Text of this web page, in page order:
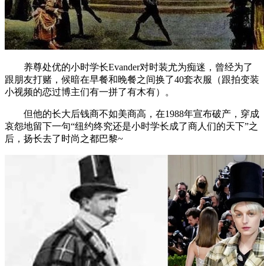
养尊处优的小时学长Evander对时装尤为痴迷，曾经为了
跟朋友打赌，候暗在早餐和晚餐之间换了40套衣服（跟拍变装
小视频的恋过博主们有一拼了有木有）。
但他的长大后钱商不如美商高，在1988年宣布破产，穿成
哀怨地留下一句“纽约终究还是小时学长成了商人们的天下”之
后，扬长去了时尚之都巴黎~